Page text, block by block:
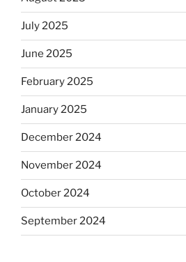
July 2025
June 2025
February 2025
January 2025
December 2024
November 2024
October 2024
September 2024